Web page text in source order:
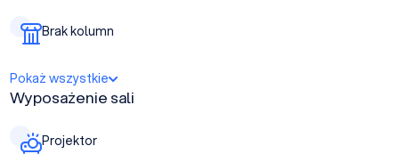
Brak kolumn
Pokaż wszystkie
Wyposażenie sali
Projektor